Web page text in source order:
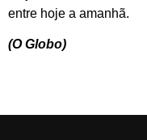
entre hoje a amanhã.
(O Globo)